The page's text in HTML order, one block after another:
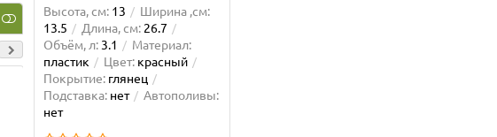
Бамбуковая лесенка 180 см
Высота, см: 13
Ширина ,см:
13.5
Длина, см: 26.7
Объём, л: 3.1
Материал:
пластик
Цвет: красный
Покрытие: глянец
Подставка: нет
Автополивы:
нет